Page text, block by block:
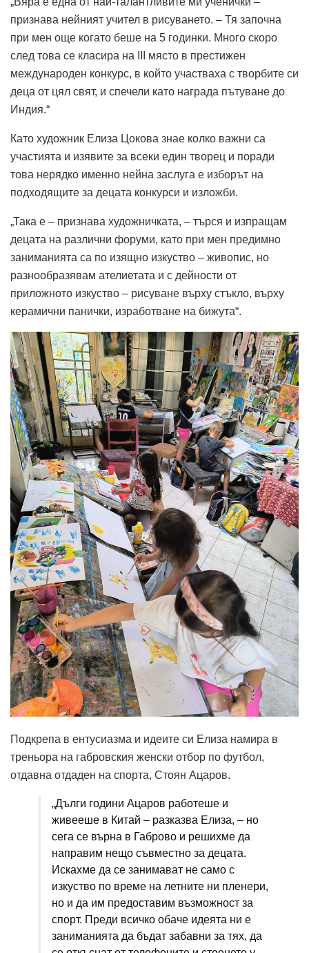
признава нейният учител в рисуването. – Тя започна
при мен още когато беше на 5 годинки. Много скоро
след това се класира на III място в престижен
международен конкурс, в който участваха с творбите си
деца от цял свят, и спечели като награда пътуване до
Индия.“
Като художник Елиза Цокова знае колко важни са
участията и изявите за всеки един творец и поради
това нерядко именно нейна заслуга е изборът на
подходящите за децата конкурси и изложби.
„Така е – признава художничката, – търся и изпращам
децата на различни форуми, като при мен предимно
заниманията са по изящно изкуство – живопис, но
разнообразявам ателиетата и с дейности от
приложното изкуство – рисуване върху стъкло, върху
керамични панички, изработване на бижута“.
Подкрепа в ентусиазма и идеите си Елиза намира в
треньора на габровския женски отбор по футбол,
отдавна отдаден на спорта, Стоян Ацаров.
„Дълги години Ацаров работеше и
живееше в Китай – разказва Елиза, – но
сега се върна в Габрово и решихме да
направим нещо съвместно за децата.
Искахме да се занимават не само с
изкуство по време на летните ни пленери,
но и да им предоставим възможност за
спорт. Преди всичко обаче идеята ни е
заниманията да бъдат забавни за тях, да